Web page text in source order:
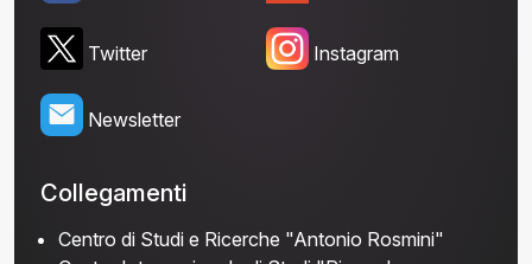
Twitter
Newsletter
Instagram
Collegamenti
Centro di Studi e Ricerche "Antonio Rosmini"